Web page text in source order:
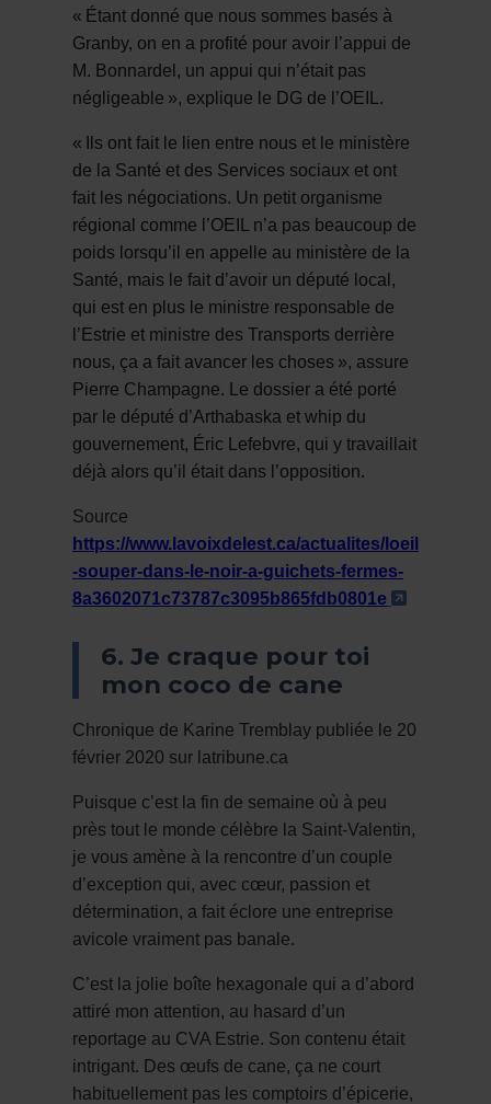
« Étant donné que nous sommes basés à
Granby, on en a profité pour avoir l ’appui de
M. Bonnardel, un appui qui n’était pas
négligeable », explique le DG de l ’OEIL.
« Ils ont fait le lien entre nous et le ministère
de la Santé et des Services sociaux et ont
fait les négociations. Un petit organisme
régional comme l’OEIL n’a pas beaucoup de
poids lorsqu’il en appelle au ministère de la
Santé, mais le fait d’avoir un député local,
qui est en plus le ministre responsable de
l’Estrie et ministre des Transports derrière
nous, ça a fait avancer les choses », assure
Pierre Champagne. Le dossier a été porté
par le d éputé d ’Arthabaska et whip du
gouvernement, Éric Lefebvre, qui y travaillait
d éjà alors qu’il était dans l ’opposition.
Source
https://www.lavoixdelest.ca/actualites/loeil
-souper-dans-le-noir-a-guichets-fermes-
8a3602071c73787c3095b865fdb0801e
- Cet
6. Je craque pour toi
mon coco de cane
Chronique de Karine Tremblay publiée le 20
février 2020 sur latribune.ca
Puisque c’est la fin de semaine où à peu
près tout le monde célèbre la Saint-Valentin,
je vous amène à la rencontre d’un couple
d’exception qui, avec cœur, passion et
détermination, a fait éclore une entreprise
avicole vraiment pas banale.
C’est la jolie boîte hexagonale qui a d’abord
attiré mon attention, au hasard d’un
reportage au CVA Estrie. Son contenu était
intrigant. Des œufs de cane, ça ne court
habituellement pas les comptoirs d’épicerie,